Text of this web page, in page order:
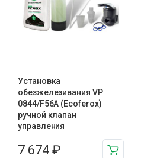
Установка
обезжелезивания VP
0844/F56A (Ecoferox)
ручной клапан
управления
7 674 ₽